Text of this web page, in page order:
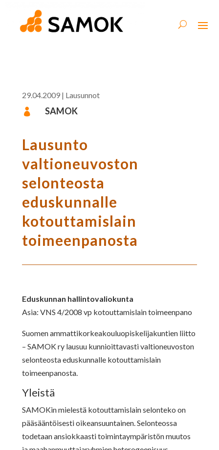
29.04.2009| Lausunnot
 SAMOK
Lausunto
valtioneuvoston
selonteosta
eduskunnalle
kotouttamislain
toimeenpanosta
Eduskunnan hallintovaliokunta
Asia: VNS 4/2008 vp kotouttamislain toimeenpano
Suomen ammattikorkeakouluopiskelijakuntien liitto
– SAMOK ry lausuu kunnioittavasti valtioneuvoston
selonteosta eduskunnalle kotouttamislain
toimeenpanosta.
Yleistä
SAMOKin mielestä kotouttamislain selonteko on
pääsääntöisesti oikeansuuntainen. Selonteossa
todetaan ansiokkaasti toimintaympäristön muutos